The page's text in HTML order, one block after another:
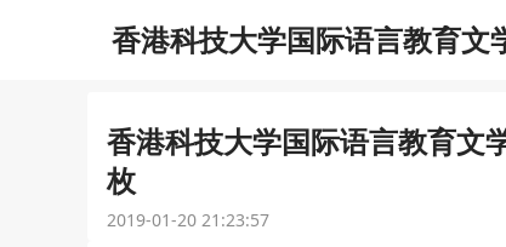
香港科技大学国际语言教育
香港科技大学国际语言教育
枚
2019-01-20 21:23:57